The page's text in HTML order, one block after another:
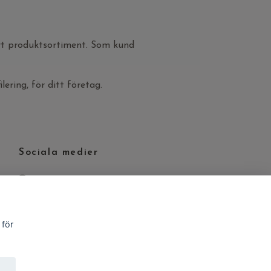
produktsortiment. Som kund
för ditt företag.
Sociala medier
för